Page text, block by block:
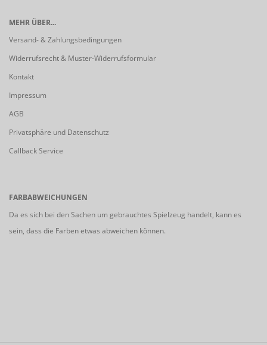
MEHR ÜBER...
Versand- & Zahlungsbedingungen
Widerrufsrecht & Muster-Widerrufsformular
Kontakt
Impressum
AGB
Privatsphäre und Datenschutz
Callback Service
FARBABWEICHUNGEN
Da es sich bei den Sachen um gebrauchtes Spielzeug handelt, kann es
sein, dass die Farben etwas abweichen können.